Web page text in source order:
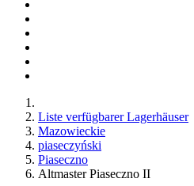
Liste verfügbarer Lagerhäuser
Mazowieckie
piaseczyński
Piaseczno
Altmaster Piaseczno II